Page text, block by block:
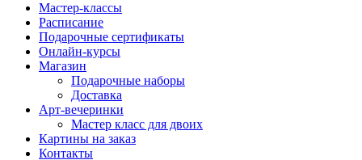
Мастер-классы
Расписание
Подарочные сертификаты
Онлайн-курсы
Магазин
Подарочные наборы
Доставка
Арт-вечеринки
Мастер класс для двоих
Картины на заказ
Контакты